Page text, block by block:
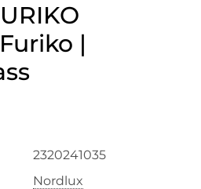
|
2320241035
Nordlux